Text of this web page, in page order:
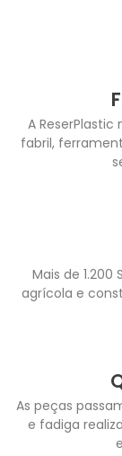
A
fabril,
Mais de 1.200
agrícola e
As peças
e fadiga